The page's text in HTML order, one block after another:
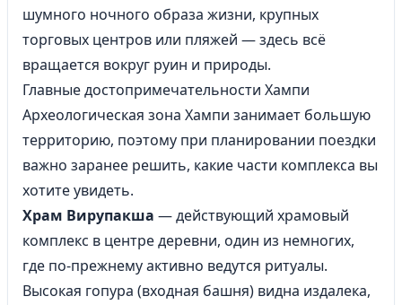
шумного ночного образа жизни, крупных
торговых центров или пляжей — здесь всё
вращается вокруг руин и природы.
Главные достопримечательности Хампи
Археологическая зона Хампи занимает большую
территорию, поэтому при планировании поездки
важно заранее решить, какие части комплекса вы
хотите увидеть.
Храм Вирупакша — действующий храмовый
комплекс в центре деревни, один из немногих,
где по-прежнему активно ведутся ритуалы.
Высокая гопура (входная башня) видна издалека,